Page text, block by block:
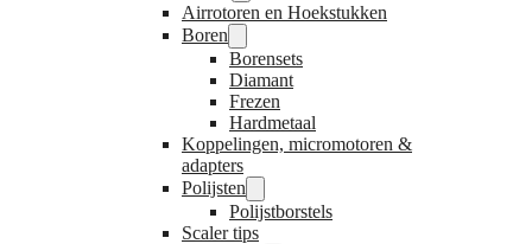
Airrotoren en Hoekstukken
Boren
Borensets
Diamant
Frezen
Hardmetaal
Koppelingen, micromotoren &
adapters
Polijsten
Polijstborstels
Scaler tips